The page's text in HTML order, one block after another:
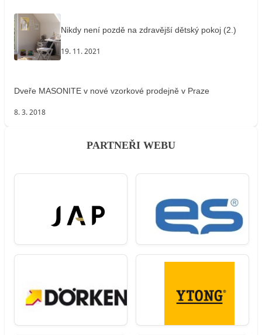
Nikdy není pozdě na zdravější dětský pokoj (2.)
19. 11. 2021
Dveře MASONITE v nové vzorkové prodejně v Praze
8. 3. 2018
PARTNEŘI WEBU